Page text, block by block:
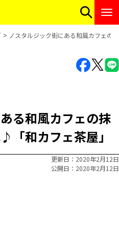
ノスタルジック街にある和風カフェの
る和風カフェの抹
「和カフェ茶屋」
更新日
2020年2月12日
公開日
2020年2月12日